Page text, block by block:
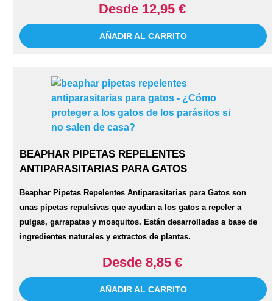
Desde 12,95 €
AÑADIR AL CARRITO
BEAPHAR PIPETAS REPELENTES
ANTIPARASITARIAS PARA GATOS
Beaphar Pipetas Repelentes Antiparasitarias para Gatos son
unas pipetas repulsivas que ayudan a los gatos a repeler a
pulgas, garrapatas y mosquitos. Están desarrolladas a base de
ingredientes naturales y extractos de plantas.
Desde 8,85 €
AÑADIR AL CARRITO